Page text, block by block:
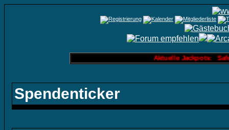
Aktuelle Jackpots:
Spendenticker